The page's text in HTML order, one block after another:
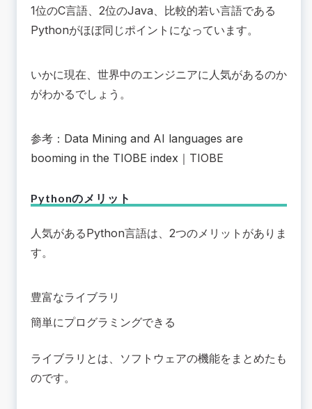
1位のC言語、2位のJava、比較的若い言語である
Pythonがほぼ同じポイントになっています。
いかに現在、世界中のエンジニアに人気があるのか
がわかるでしょう。
参考： Data Mining and AI languages are
booming in the TIOBE index ｜TIOBE
Pythonのメリット
人気があるPython言語は、2つのメリットがありま
す。
豊富なライブラリ
簡単にプログラミングできる
ライブラリとは、ソフトウェアの機能をまとめたも
のです。